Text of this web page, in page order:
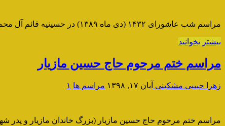
مراسم شب عاشورای ۱۴۳۲ (دی ماه ۱۳۸۹) در حسینیه قائم آل محمد (عج) آمل
بیشتر بخوانید
مراسم ختم مرحوم حاج حسین مازیار
زهرا حبیبی مشکینی آبان ۱۷, ۱۳۹۸ مراسم ها ۱
مراسم ختم مرحوم حاج حسین مازیار (بزرگ خاندان مازیار و پدر